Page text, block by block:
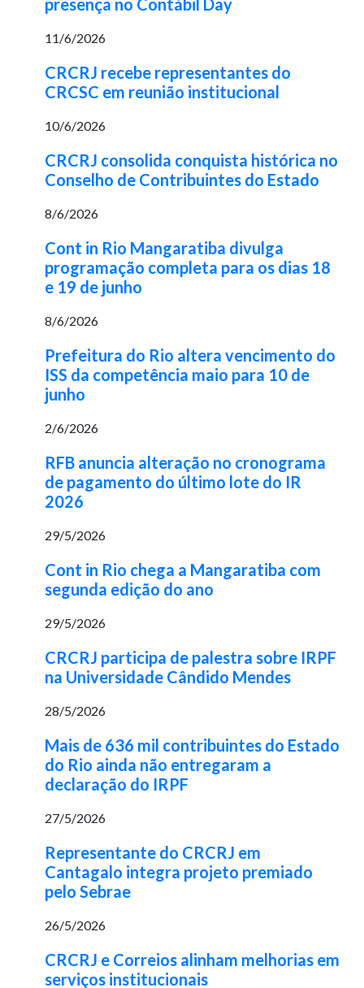
presença no Contábil Day
11/6/2026
CRCRJ recebe representantes do
CRCSC em reunião institucional
10/6/2026
CRCRJ consolida conquista histórica no
Conselho de Contribuintes do Estado
8/6/2026
Cont in Rio Mangaratiba divulga
programação completa para os dias 18
e 19 de junho
8/6/2026
Prefeitura do Rio altera vencimento do
ISS da competência maio para 10 de
junho
2/6/2026
RFB anuncia alteração no cronograma
de pagamento do último lote do IR
2026
29/5/2026
Cont in Rio chega a Mangaratiba com
segunda edição do ano
29/5/2026
CRCRJ participa de palestra sobre IRPF
na Universidade Cândido Mendes
28/5/2026
Mais de 636 mil contribuintes do Estado
do Rio ainda não entregaram a
declaração do IRPF
27/5/2026
Representante do CRCRJ em
Cantagalo integra projeto premiado
pelo Sebrae
26/5/2026
CRCRJ e Correios alinham melhorias em
serviços institucionais